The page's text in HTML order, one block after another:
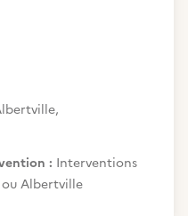
,
: Interventions
ou Albertville